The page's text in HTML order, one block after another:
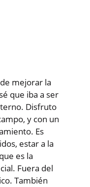
mejorar la
que iba a ser
Disfruto
y con un
Es
estar a la
es la
Fuera del
También